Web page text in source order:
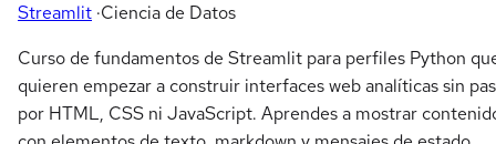
Streamlit ·Ciencia de Datos
Curso de fundamentos de Streamlit para perfiles Python
quieren empezar a construir interfaces web analíticas sin
por HTML, CSS ni JavaScript. Aprendes a mostrar